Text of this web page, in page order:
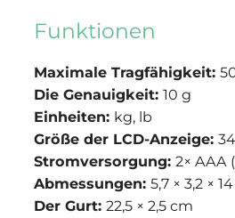
Funktionen
Maximale Tragfähigkeit:
Die Genauigkeit: 10 g
Einheiten: kg, lb
Größe der LCD-Anzeige:
Stromversorgung: 2× AAA
Abmessungen: 5,7 × 3,2 ×
Der Gurt: 22,5 × 2,5 cm